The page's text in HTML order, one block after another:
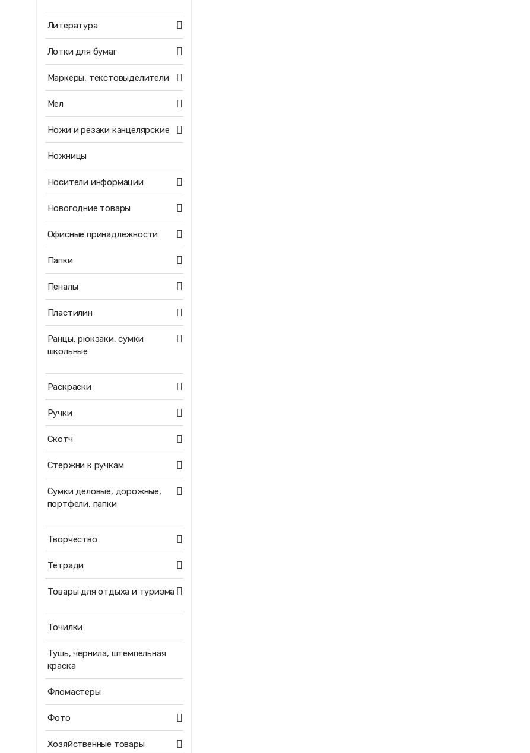
Литература
Лотки для бумаг
Маркеры, текстовыделители
Мел
Ножи и резаки канцелярские
Ножницы
Носители информации
Новогодние товары
Офисные принадлежности
Папки
Пеналы
Пластилин
Ранцы, рюкзаки, сумки
школьные
Раскраски
Ручки
Скотч
Стержни к ручкам
Сумки деловые, дорожные,
портфели, папки
Творчество
Тетради
Товары для отдыха и туризма
Точилки
Тушь, чернила, штемпельная
краска
Фломастеры
Фото
Хозяйственные товары